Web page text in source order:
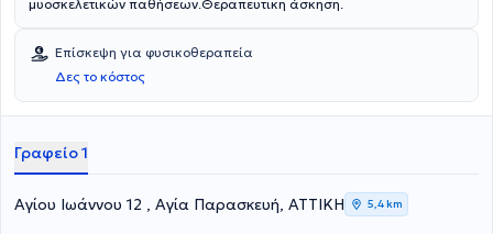
μυοσκελετικών παθήσεων.Θεραπευτικη άσκηση.
Επίσκεψη για φυσικοθεραπεία
Δες το κόστος
Γραφείο 1
Αγίου Ιωάννου 12 , Αγία Παρασκευή, ΑΤΤΙΚΗ 5,4 km